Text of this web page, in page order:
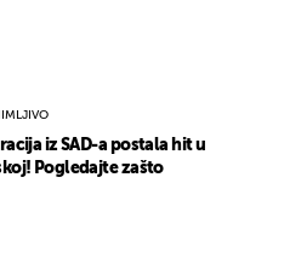
iz SAD-a postala hit u
Pogledajte zašto